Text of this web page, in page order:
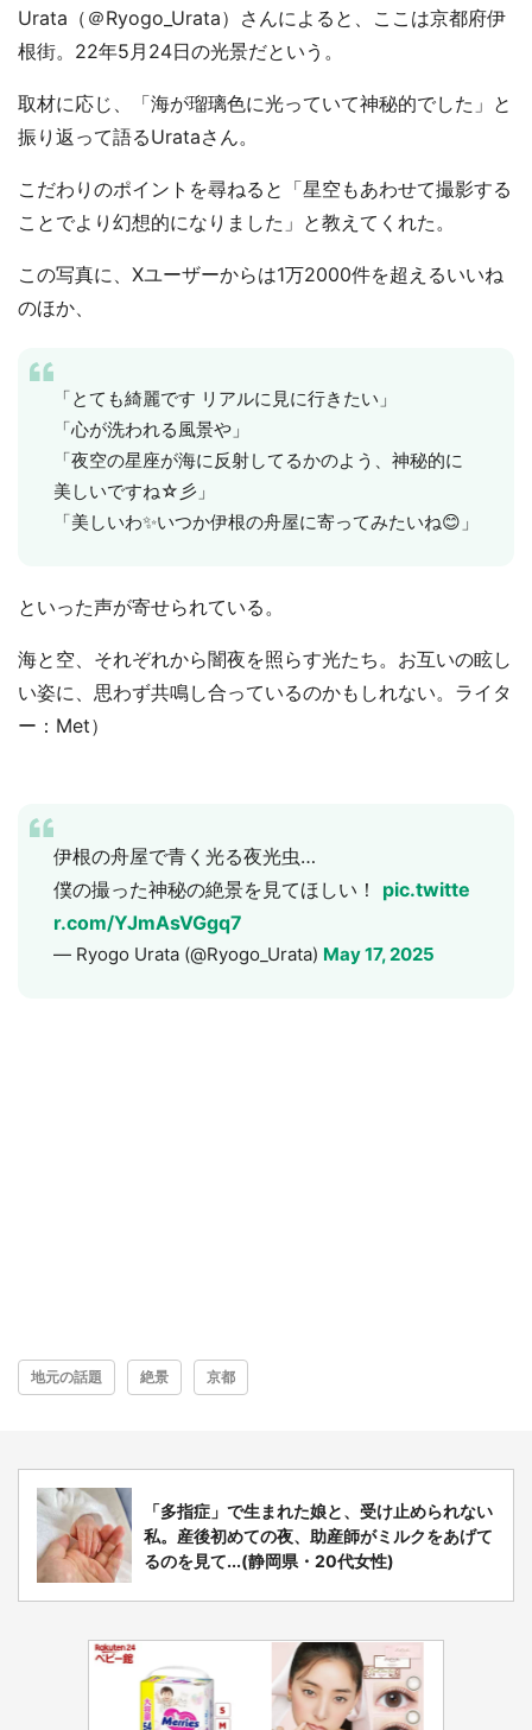
Urata（＠Ryogo_Urata）さんによると、ここは京都府伊
根街。22年5月24日の光景だという。
取材に応じ、「海が瑠璃色に光っていて神秘的でした」と
振り返って語るUrataさん。
こだわりのポイントを尋ねると「星空もあわせて撮影する
ことでより幻想的になりました」と教えてくれた。
この写真に、Xユーザーからは1万2000件を超えるいいね
のほか、
「とても綺麗です リアルに見に行きたい」
「心が洗われる風景や」
「夜空の星座が海に反射してるかのよう、神秘的に
美しいですね☆彡」
「美しいわ✨いつか伊根の舟屋に寄ってみたいね😊」
といった声が寄せられている。
海と空、それぞれから闇夜を照らす光たち。お互いの眩し
い姿に、思わず共鳴し合っているのかもしれない。ライタ
ー：Met）
伊根の舟屋で青く光る夜光虫…
僕の撮った神秘の絶景を見てほしい！ pic.twitte
r.com/YJmAsVGgq7
— Ryogo Urata (@Ryogo_Urata) May 17, 2025
地元の話題 絶景 京都
「多指症」で生まれた娘と、受け止められない
私。産後初めての夜、助産師がミルクをあげて
るのを見て...(静岡県・20代女性)